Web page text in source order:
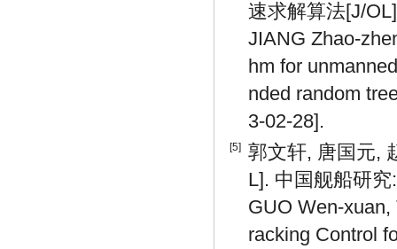
速求解算法[J/
JIANG Zhao-
hm for
nded random
3-02-28].
[5] 郭文轩, 唐国元,
L]. 中国舰船研
GUO Wen-
racking Control